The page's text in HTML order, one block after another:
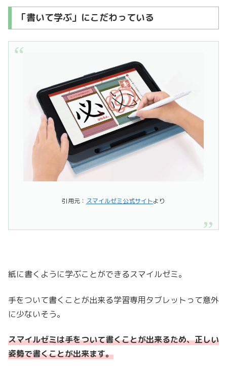
「書いて学ぶ」にこだわっている
引用元： スマイルゼミ公式サイトより
紙に書くように学ぶことができるスマイルゼミ。
手をついて書くことが出来る学習専用タブレットって意外
に少ないそう。
スマイルゼミは手をついて書くことが出来るため、正しい
姿勢で書くことが出来ます。